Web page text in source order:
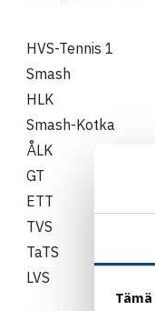
HVS-Tennis 1
Smash
HLK
Smash-Kotka
ÅLK
GT
ETT
TVS
TaTS
LVS